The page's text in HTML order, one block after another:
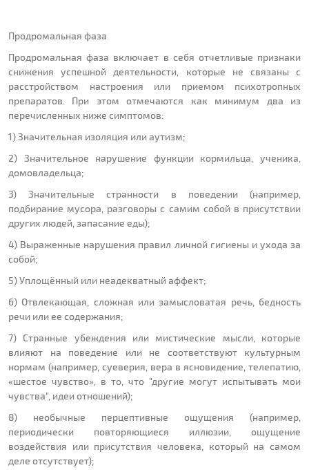
Продромальная фаза
Продромальная фаза включает в себя отчетливые признаки
снижения успешной деятельности, которые не связаны с
расстройством настроения или приемом психотропных
препаратов. При этом отмечаются как минимум два из
перечисленных ниже симптомов:
1) Значительная изоляция или аутизм;
2) Значительное нарушение функции кормильца, ученика,
домовладельца;
3) Значительные странности в поведении (например,
подбирание мусора, разговоры с самим собой в присутствии
других людей, запасание еды);
4) Выраженные нарушения правил личной гигиены и ухода за
собой;
5) Уплощённый или неадекватный аффект;
6) Отвлекающая, сложная или замысловатая речь, бедность
речи или ее содержания;
7) Странные убеждения или мистические мысли, которые
влияют на поведение или не соответствуют культурным
нормам (например, суеверия, вера в ясновидение, телепатию,
«шестое чувство», в то, что "другие могут испытывать мои
чувства", идеи отношений);
8) необычные перцептивные ощущения (например,
периодически повторяющиеся иллюзии, ощущение
воздействия или присутствия человека, который на самом
деле отсутствует);